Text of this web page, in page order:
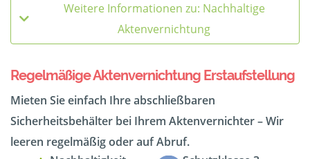
Weitere Informationen zu: Nachhaltige
Aktenvernichtung
Regelmäßige Aktenvernichtung Erstaufstellung
Mieten Sie einfach Ihre abschließbaren
Sicherheitsbehälter bei Ihrem Aktenvernichter – Wir
leeren regelmäßig oder auf Abruf.